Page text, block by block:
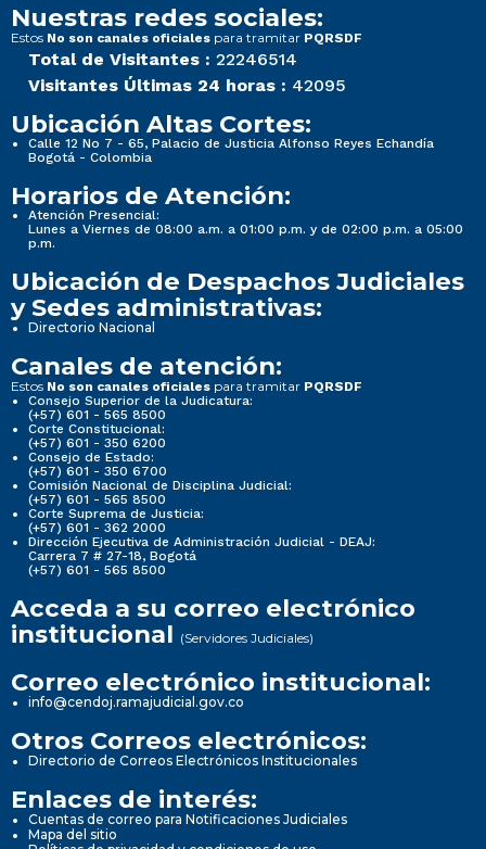
Nuestras redes sociales:
Estos No son canales oficiales para tramitar PQRSDF
Total de Visitantes : 22246514
Visitantes Últimas 24 horas : 42095
Ubicación Altas Cortes:
Calle 12 No 7 - 65, Palacio de Justicia Alfonso Reyes Echandía
Bogotá - Colombia
Horarios de Atención:
Atención Presencial:
Lunes a Viernes de 08:00 a.m. a 01:00 p.m. y de 02:00 p.m. a 05:00
p.m.
Ubicación de Despachos Judiciales
y Sedes administrativas:
Directorio Nacional
Canales de atención:
Estos No son canales oficiales para tramitar PQRSDF
Consejo Superior de la Judicatura:
(+57) 601 - 565 8500
Corte Constitucional:
(+57) 601 - 350 6200
Consejo de Estado:
(+57) 601 - 350 6700
Comisión Nacional de Disciplina Judicial:
(+57) 601 - 565 8500
Corte Suprema de Justicia:
(+57) 601 - 362 2000
Dirección Ejecutiva de Administración Judicial - DEAJ:
Carrera 7 # 27-18, Bogotá
(+57) 601 - 565 8500
Acceda a su correo electrónico
institucional (Servidores Judiciales)
Correo electrónico institucional:
info@cendoj.ramajudicial.gov.co
Otros Correos electrónicos:
Directorio de Correos Electrónicos Institucionales
Enlaces de interés:
Cuentas de correo para Notificaciones Judiciales
Mapa del sitio